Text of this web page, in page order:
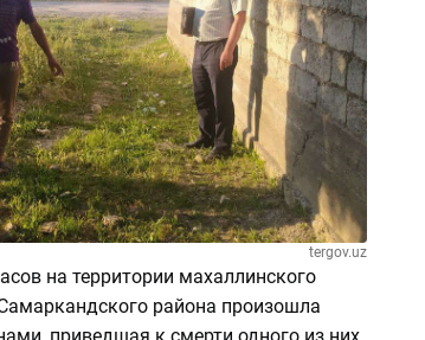
tergov.uz
на территории махаллинского
района произошла